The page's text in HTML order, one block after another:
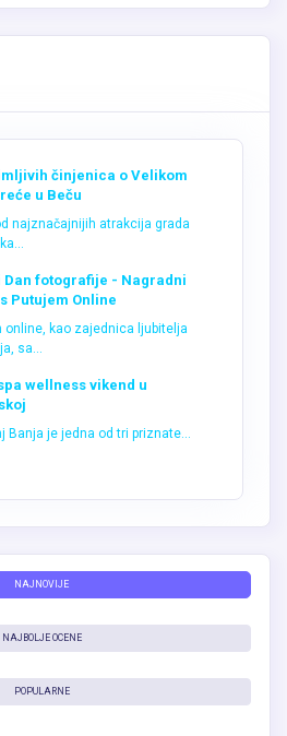
činjenica o Velikom
u Beču
najznačajnijih atrakcija grada
Dan fotografije - Nagradni
Putujem Online
online, kao zajednica ljubitelja
sa...
wellness vikend u
Banja je jedna od tri priznate...
NAJNOVIJE
NAJBOLJE OCENE
POPULARNE